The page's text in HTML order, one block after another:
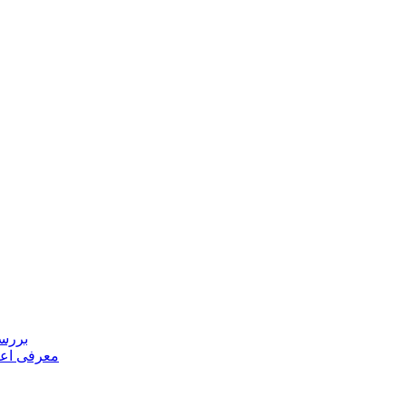
معرفی